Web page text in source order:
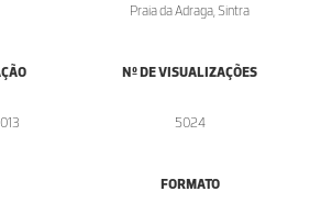
Praia da Adraga, Sintra
Nº DE VISUALIZAÇÕES
5024
FORMATO